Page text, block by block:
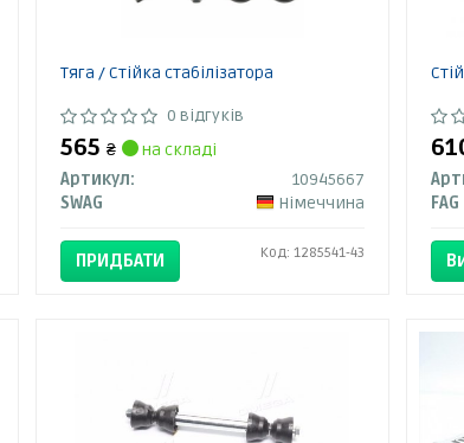
Тяга / Стійка стабілізатора
0 відгуків
565 ₴
на складі
Артикул:
10945667
SWAG
Німеччина
ПРИДБАТИ Код: 1285541-43
FAG